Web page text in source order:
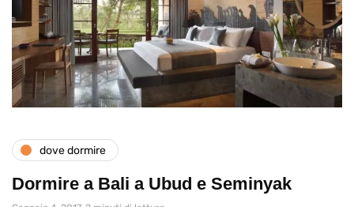
dove dormire
Dormire a Bali a Ubud e Seminyak